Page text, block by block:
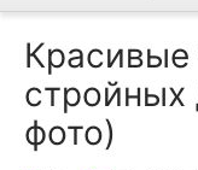
Красивые
стройных
фото)